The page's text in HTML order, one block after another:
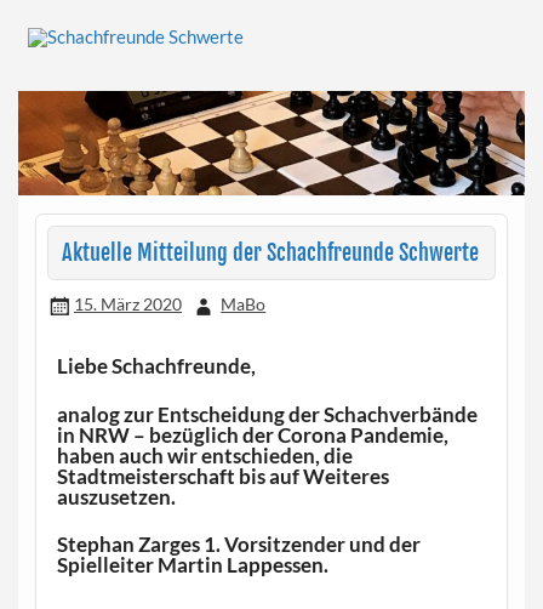
content
Aktuelle Mitteilung der Schachfreunde Schwerte
15. März 2020 MaBo
Liebe Schachfreunde,
analog zur Entscheidung der Schachverbände
in NRW – bezüglich der Corona Pandemie,
haben auch wir entschieden, die
Stadtmeisterschaft bis auf Weiteres
auszusetzen.
Stephan Zarges 1. Vorsitzender und der
Spielleiter Martin Lappessen.